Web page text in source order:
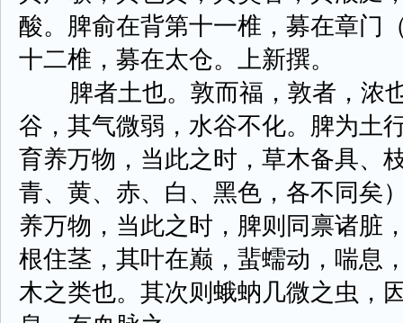
酸。脾俞在背第十一椎，募在章门
十二椎，募在太仓。上新撰。
脾者土也。敦而福，敦者，浓
谷，其气微弱，水谷不化。脾为土
育养万物，当此之时，草木备具、
青、黄、赤、白、黑色，各不同矣
养万物，当此之时，脾则同禀诸脏
根住茎，其叶在巅，蜚蠕动，喘息
木之类也。其次则蛾蚋几微之虫，